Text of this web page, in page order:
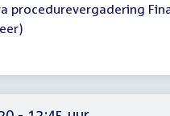
procedurevergadering